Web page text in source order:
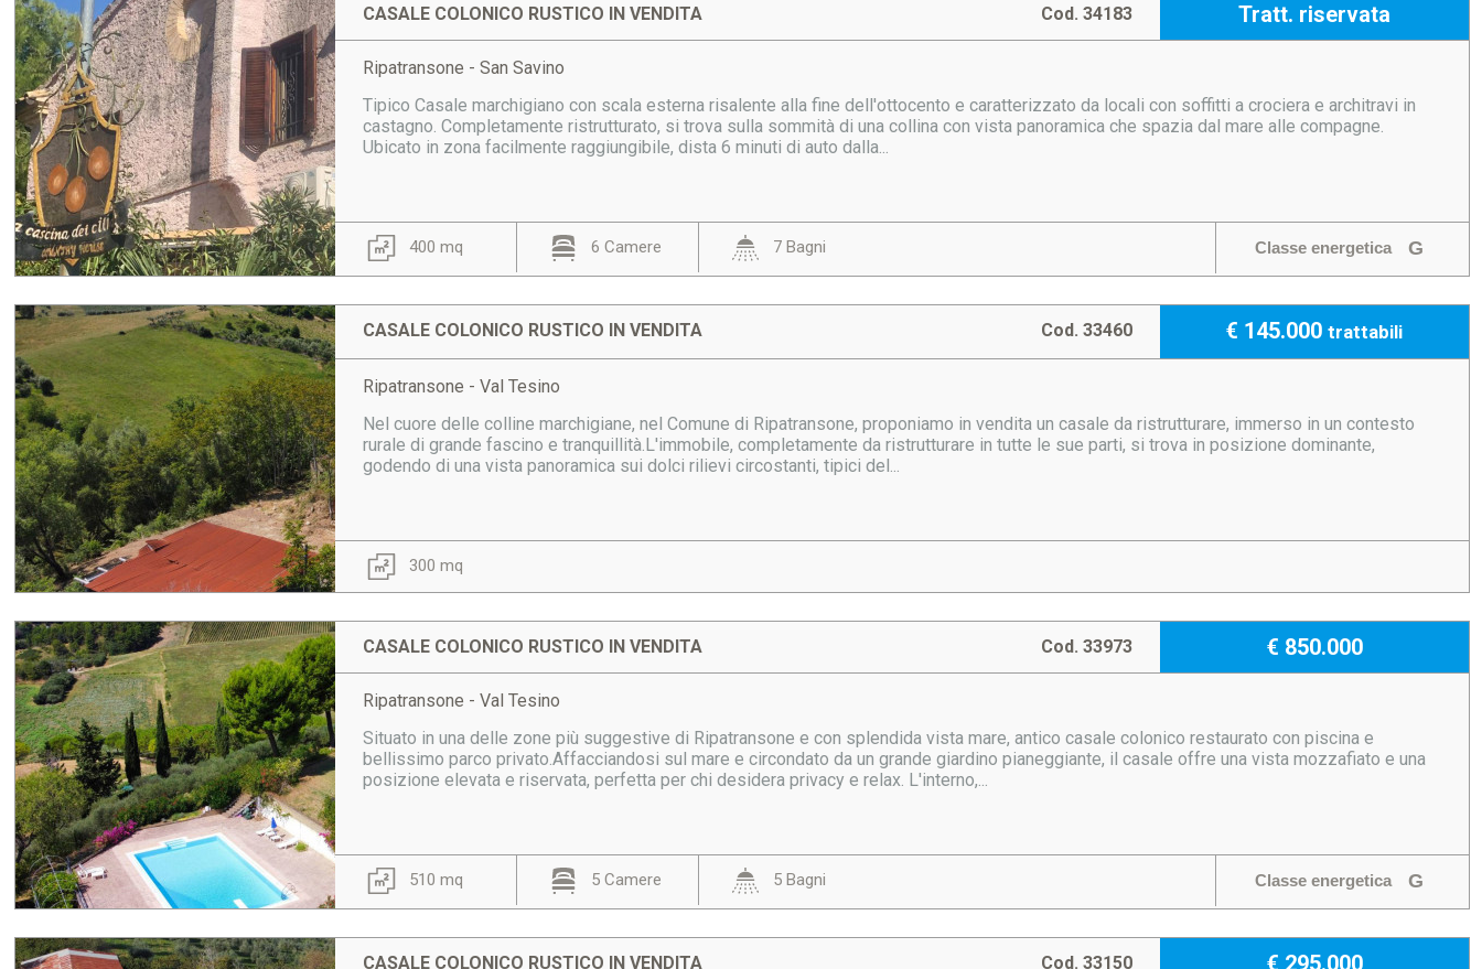
CASALE COLONICO RUSTICO IN VENDITA Tratt. riservata
Cod. 34183
Ripatransone - San Savino
Tipico Casale marchigiano con scala esterna risalente alla fine dell'ottocento e caratterizzato da locali con soffitti a crociera e architravi in
castagno. Completamente ristrutturato, si trova sulla sommità di una collina con vista panoramica che spazia dal mare alle compagne.
Ubicato in zona facilmente raggiungibile, dista 6 minuti di auto dalla...
400 mq 6 Camere 7 Bagni Classe energetica G
CASALE COLONICO RUSTICO IN VENDITA € 145.000trattabili
Cod. 33460
Ripatransone - Val Tesino
Nel cuore delle colline marchigiane, nel Comune di Ripatransone, proponiamo in vendita un casale da ristrutturare, immerso in un contesto
rurale di grande fascino e tranquillità.L'immobile, completamente da ristrutturare in tutte le sue parti, si trova in posizione dominante,
godendo di una vista panoramica sui dolci rilievi circostanti, tipici del...
300 mq
CASALE COLONICO RUSTICO IN VENDITA € 850.000
Cod. 33973
Ripatransone - Val Tesino
Situato in una delle zone più suggestive di Ripatransone e con splendida vista mare, antico casale colonico restaurato con piscina e
bellissimo parco privato.Affacciandosi sul mare e circondato da un grande giardino pianeggiante, il casale offre una vista mozzafiato e una
posizione elevata e riservata, perfetta per chi desidera privacy e relax. L'interno,...
510 mq 5 Camere 5 Bagni Classe energetica G
CASALE COLONICO RUSTICO IN VENDITA € 295.000
Cod. 33150